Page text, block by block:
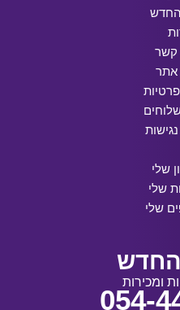
החדש
קשר
אתר
שלי
שלי
שלי
החדש
ומכירות
054-